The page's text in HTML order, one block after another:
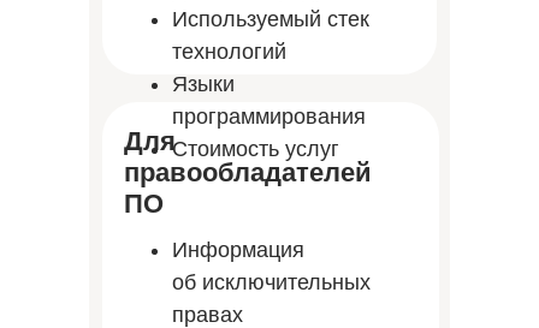
Информация
об исключительных
правах
Для
правообладателей
ПО
Используемый стек
технологий
Языки
программирования
Стоимость услуг